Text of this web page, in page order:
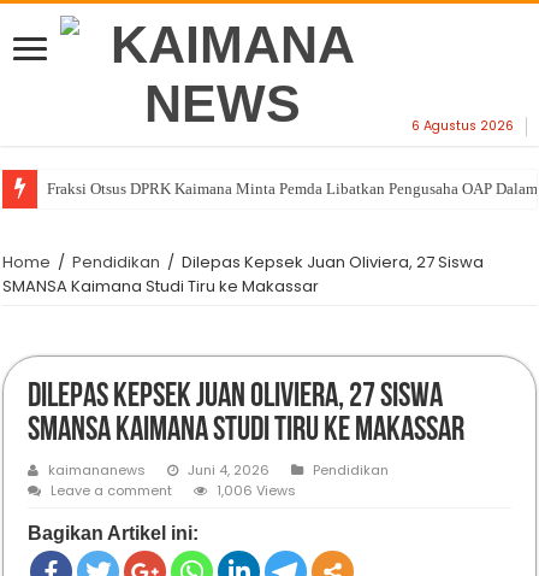
6 Agustus 2026
Fraksi Otsus DPRK Kaimana Minta Pemda Libatkan Pengusaha OAP
Home / Pendidikan / Dilepas Kepsek Juan Oliviera, 27 Siswa
SMANSA Kaimana Studi Tiru ke Makassar
Dilepas Kepsek Juan Oliviera, 27 Siswa
SMANSA Kaimana Studi Tiru ke Makassar
kaimananews Juni 4, 2026
Pendidikan
Leave a comment
1,006 Views
Bagikan Artikel ini: